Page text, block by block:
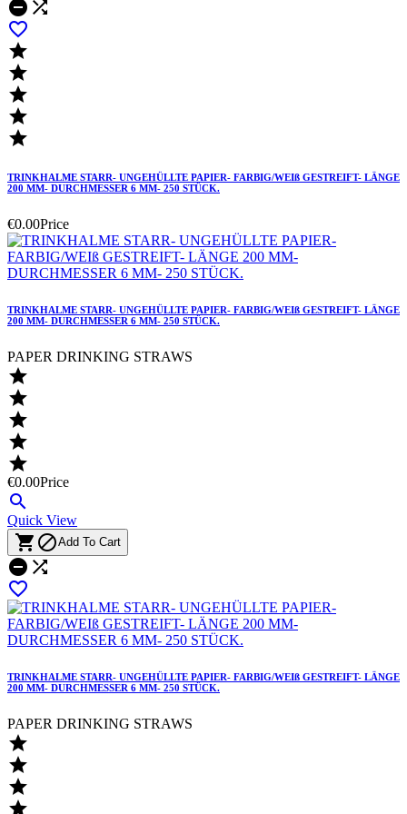
 






TRINKHALME STARR- UNGEHÜLLTE PAPIER- FARBIG/WEIß GESTREIFT- LÄNGE
200 MM- DURCHMESSER 6 MM- 250 STÜCK.
€0.00Price
TRINKHALME STARR- UNGEHÜLLTE PAPIER- FARBIG/WEIß GESTREIFT- LÄNGE
200 MM- DURCHMESSER 6 MM- 250 STÜCK.
PAPER DRINKING STRAWS





€0.00Price

Quick View
 Add To Cart
 

TRINKHALME STARR- UNGEHÜLLTE PAPIER- FARBIG/WEIß GESTREIFT- LÄNGE
200 MM- DURCHMESSER 6 MM- 250 STÜCK.
PAPER DRINKING STRAWS



